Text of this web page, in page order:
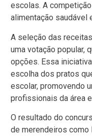
escolas. A
alimentação saudável
A seleção das
uma votação popular,
opções. Essa
escolha dos pratos
escolar, promovendo
profissionais da área
O resultado do
de merendeiros como